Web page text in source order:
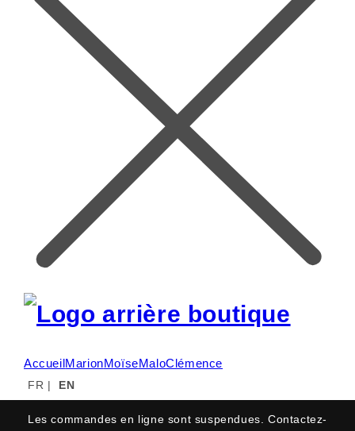
AccueilMarionMoïseMaloClémence
FR | EN
Les commandes en ligne sont suspendues. Contactez-